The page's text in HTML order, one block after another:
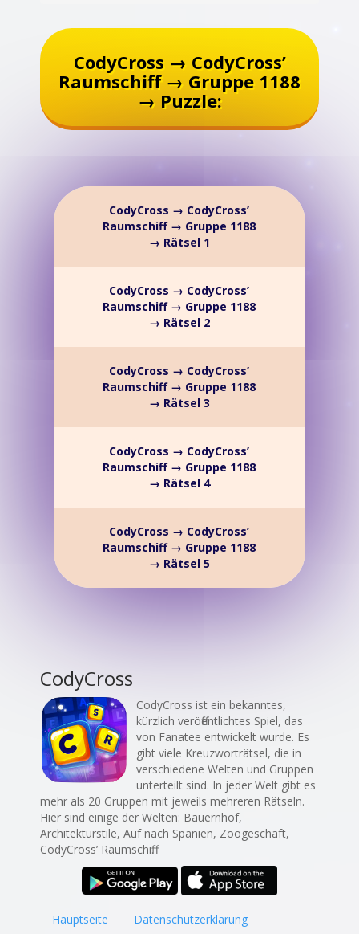
CodyCross → CodyCross’
Raumschiff → Gruppe 1188
→ Puzzle:
CodyCross → CodyCross’
Raumschiff → Gruppe 1188
→ Rätsel 1
CodyCross → CodyCross’
Raumschiff → Gruppe 1188
→ Rätsel 2
CodyCross → CodyCross’
Raumschiff → Gruppe 1188
→ Rätsel 3
CodyCross → CodyCross’
Raumschiff → Gruppe 1188
→ Rätsel 4
CodyCross → CodyCross’
Raumschiff → Gruppe 1188
→ Rätsel 5
CodyCross
CodyCross ist ein bekanntes,
kürzlich veröffentlichtes Spiel, das
von Fanatee entwickelt wurde. Es
gibt viele Kreuzworträtsel, die in
verschiedene Welten und Gruppen
unterteilt sind. In jeder Welt gibt es
mehr als 20 Gruppen mit jeweils mehreren Rätseln.
Hier sind einige der Welten: Bauernhof,
Architekturstile, Auf nach Spanien, Zoogeschäft,
CodyCross’ Raumschiff.
Hauptseite Datenschutzerklärung